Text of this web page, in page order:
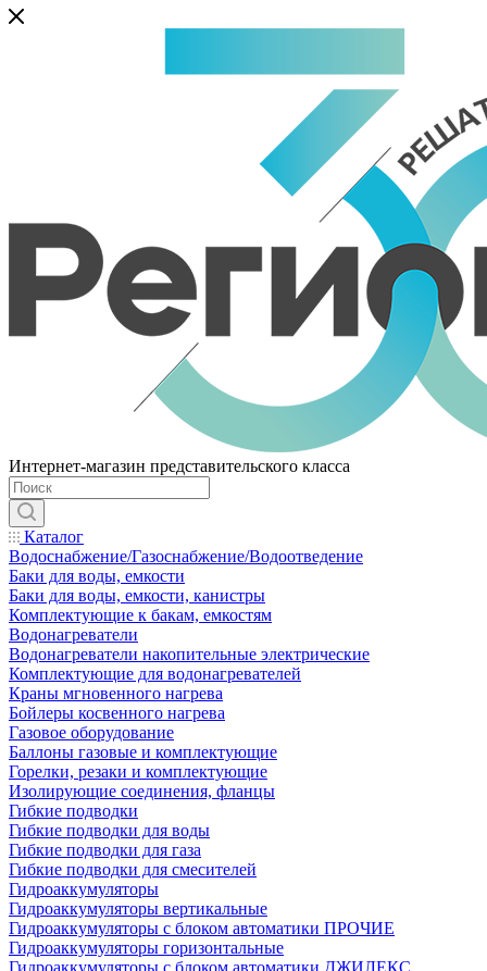
Интернет-магазин представительского класса
Каталог
Водоснабжение/Газоснабжение/Водоотведение
Баки для воды, емкости
Баки для воды, емкости, канистры
Комплектующие к бакам, емкостям
Водонагреватели
Водонагреватели накопительные электрические
Комплектующие для водонагревателей
Краны мгновенного нагрева
Бойлеры косвенного нагрева
Газовое оборудование
Баллоны газовые и комплектующие
Горелки, резаки и комплектующие
Изолирующие соединения, фланцы
Гибкие подводки
Гибкие подводки для воды
Гибкие подводки для газа
Гибкие подводки для смесителей
Гидроаккумуляторы
Гидроаккумуляторы вертикальные
Гидроаккумуляторы с блоком автоматики ПРОЧИЕ
Гидроаккумуляторы горизонтальные
Гидроаккумуляторы с блоком автоматики ДЖИЛЕКС